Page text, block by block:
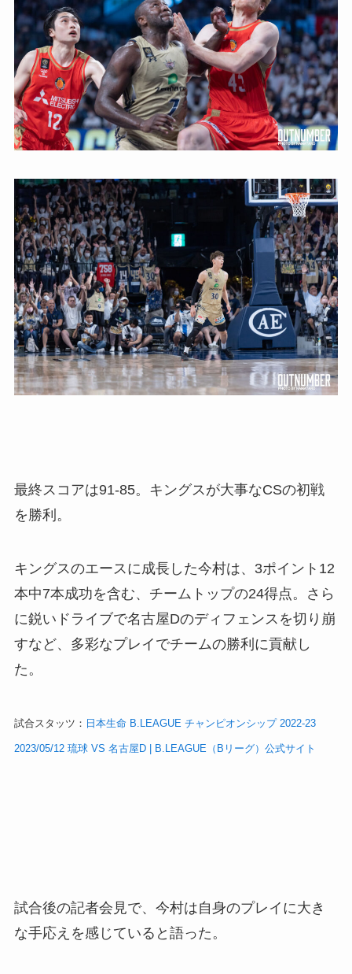
最終スコアは91-85。キングスが大事なCSの初戦
を勝利。
キングスのエースに成長した今村は、3ポイント12
本中7本成功を含む、チームトップの24得点。さら
に鋭いドライブで名古屋Dのディフェンスを切り崩
すなど、多彩なプレイでチームの勝利に貢献し
た。
試合スタッツ： 日本生命 B.LEAGUE チャンピオンシップ 2022-23
2023/05/12 琉球 VS 名古屋D | B.LEAGUE（Bリーグ）公式サイト
試合後の記者会見で、今村は自身のプレイに大き
な手応えを感じていると語った。